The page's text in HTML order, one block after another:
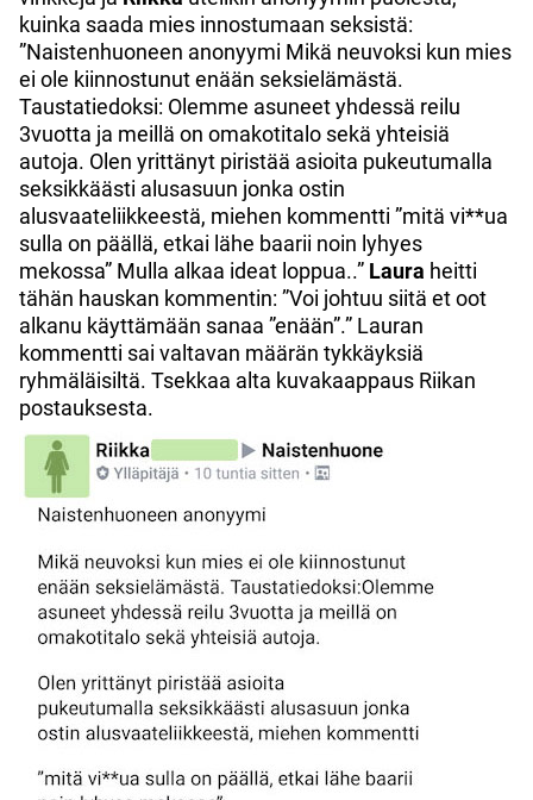
kuinka saada mies innostumaan seksistä:
”Naistenhuoneen anonyymi Mikä neuvoksi kun mies
ei ole kiinnostunut enään seksielämästä.
Taustatiedoksi: Olemme asuneet yhdessä reilu
3vuotta ja meillä on omakotitalo sekä yhteisiä
autoja. Olen yrittänyt piristää asioita pukeutumalla
seksikkäästi alusasuun jonka ostin
alusvaateliikkeestä, miehen kommentti ”mitä vi**ua
sulla on päällä, etkai lähe baarii noin lyhyes
mekossa” Mulla alkaa ideat loppua..” Laura heitti
tähän hauskan kommentin: ”Voi johtuu siitä et oot
alkanu käyttämään sanaa ”enään”.” Lauran
kommentti sai valtavan määrän tykkäyksiä
ryhmäläisiltä. Tsekkaa alta kuvakaappaus Riikan
postauksesta.